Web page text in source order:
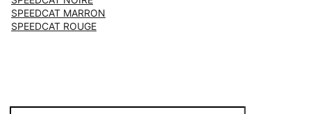
SPEEDCAT MARRON
SPEEDCAT ROUGE